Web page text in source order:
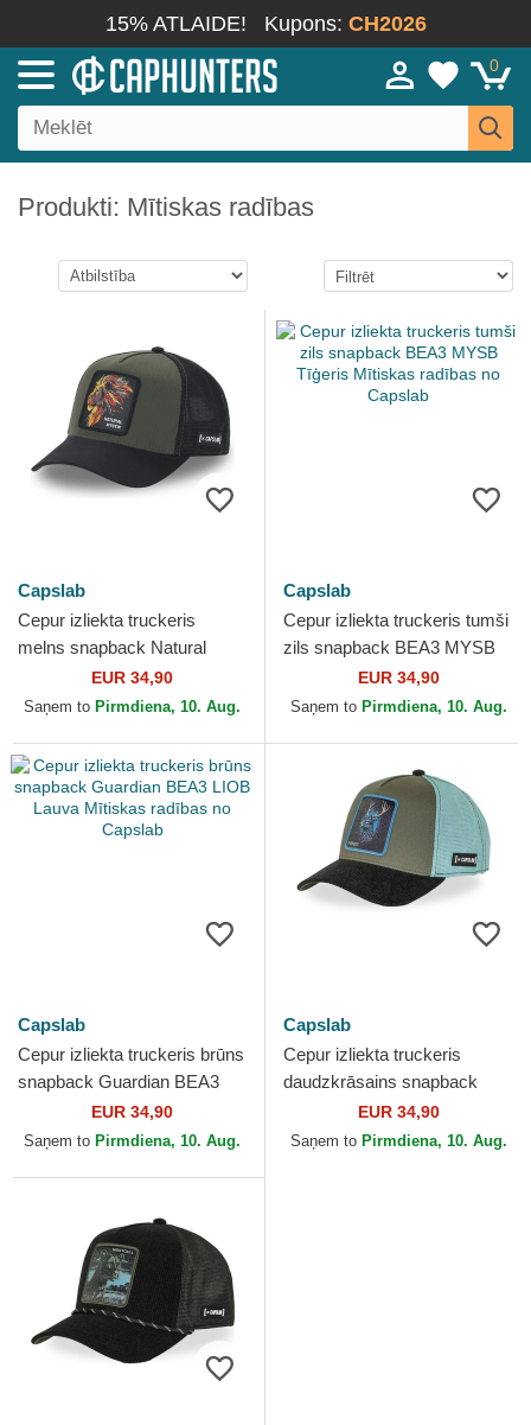
15% ATLAIDE! Kupons: CH2026
0
Produkti: Mītiskas radības
Capslab
Cepur izliekta truckeris
melns snapback Natural
Mystik MYS Lauva Mītiskas
radības no Capslab
EUR 34,90
Saņem to Pirmdiena, 10. Aug.
Capslab
Cepur izliekta truckeris tumši
zils snapback BEA3 MYSB
Tīģeris Mītiskas radības no
Capslab
EUR 34,90
Saņem to Pirmdiena, 10. Aug.
Capslab
Cepur izliekta truckeris brūns
snapback Guardian BEA3
LIOB Lauva Mītiskas radības
no Capslab
EUR 34,90
Saņem to Pirmdiena, 10. Aug.
Capslab
Cepur izliekta truckeris
daudzkrāsains snapback
BEA3 FORB Briedis Mītiskas
radības no Capslab
EUR 34,90
Saņem to Pirmdiena, 10. Aug.